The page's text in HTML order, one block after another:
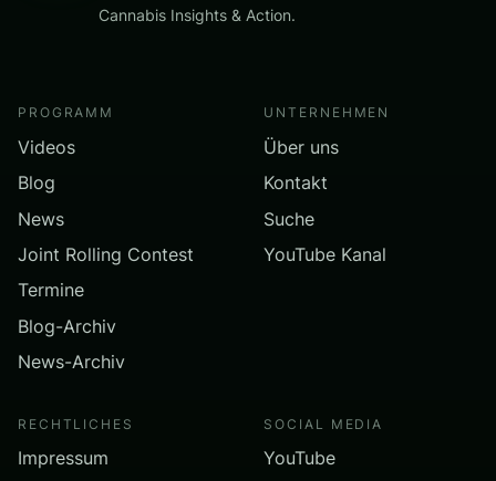
Cannabis Insights & Action.
PROGRAMM
Videos
Blog
News
Joint Rolling Contest
Termine
Blog-Archiv
News-Archiv
UNTERNEHMEN
Über uns
Kontakt
Suche
YouTube Kanal
RECHTLICHES
Impressum
SOCIAL MEDIA
YouTube